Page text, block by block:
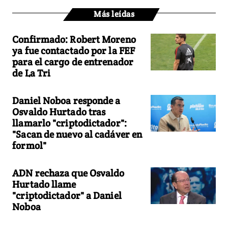
Más leídas
Confirmado: Robert Moreno
ya fue contactado por la FEF
para el cargo de entrenador
de La Tri
Daniel Noboa responde a
Osvaldo Hurtado tras
llamarlo "criptodictador":
"Sacan de nuevo al cadáver en
formol"
ADN rechaza que Osvaldo
Hurtado llame
"criptodictador" a Daniel
Noboa